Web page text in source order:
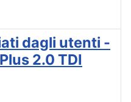
dagli utenti -
2.0 TDI